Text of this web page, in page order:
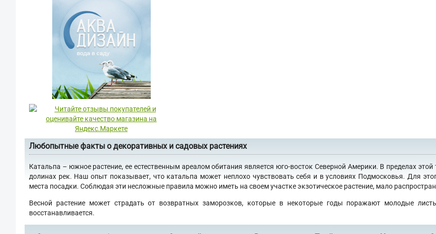
Любопытные факты о декоративных и садовых растениях
Катальпа – южное растение, ее естественным ареалом обитания является юго-восток Северной Америки. В пределах
долинах рек. Наш опыт показывает, что катальпа может неплохо чувствовать себя и в условиях Подмосковья. Для
места посадки. Соблюдая эти несложные правила можно иметь на своем участке экзотическое растение, мало
Весной растение может страдать от возвратных заморозков, которые в некоторые годы поражают молодые
восстанавливается.